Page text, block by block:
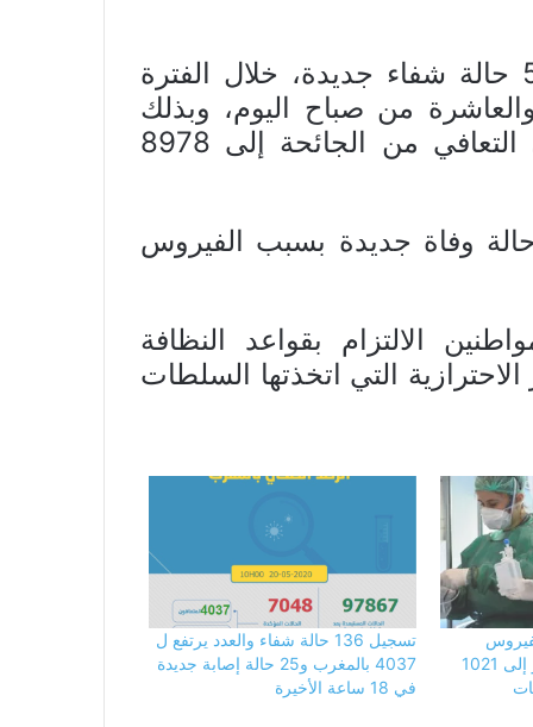
ووفق المصدر ذاته، فقد تم تسجيل 58 حالة شفاء جديدة، خلال الفترة
من صباح اليوم، وبذلك
يرتفع مجموع الحالات التي نجحت في التعافي من الجائحة إلى 8978
وفاة جديدة بسبب الفيروس
الالتزام بقواعد النظافة
التي اتخذتها السلطات
“كورونا” في المغرب تقفز إلى 1021
تسجيل 136 حالة شفاء والعدد يرتفع ل
4037 بالمغرب و25 حالة إصابة جديدة
في 18 ساعة الأخيرة